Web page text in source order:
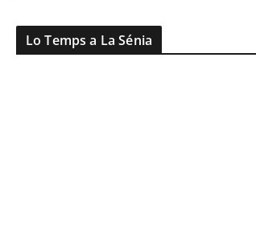
Lo Temps a La Sénia